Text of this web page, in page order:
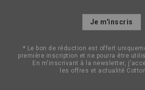
Inscription
d’information
:
Je m'inscris
* Le bon de réduction est offert
première inscription et ne pourra être
En m'inscrivant à la newsletter,
les offres et actualité